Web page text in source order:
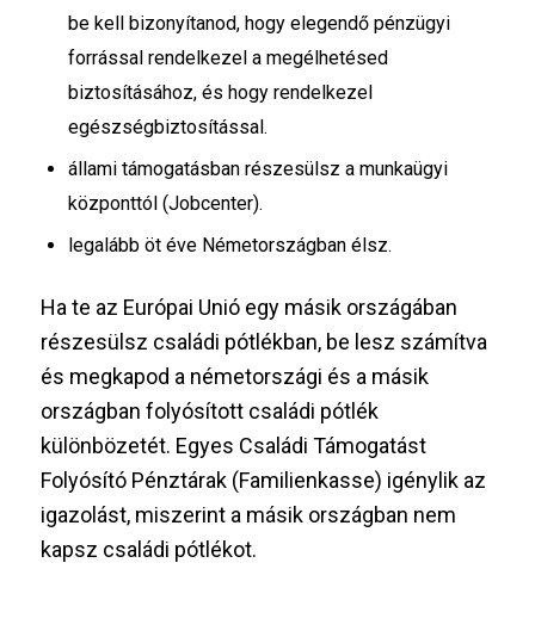
be kell bizonyítanod, hogy elegendő pénzügyi
forrással rendelkezel a megélhetésed
biztosításához, és hogy rendelkezel
egészségbiztosítással.
állami támogatásban részesülsz a munkaügyi
központtól (Jobcenter).
legalább öt éve Németországban élsz.
Ha te az Európai Unió egy másik országában
részesülsz családi pótlékban, be lesz számítva
és megkapod a németországi és a másik
országban folyósított családi pótlék
különbözetét. Egyes Családi Támogatást
Folyósító Pénztárak (Familienkasse) igénylik az
igazolást, miszerint a másik országban nem
kapsz családi pótlékot.